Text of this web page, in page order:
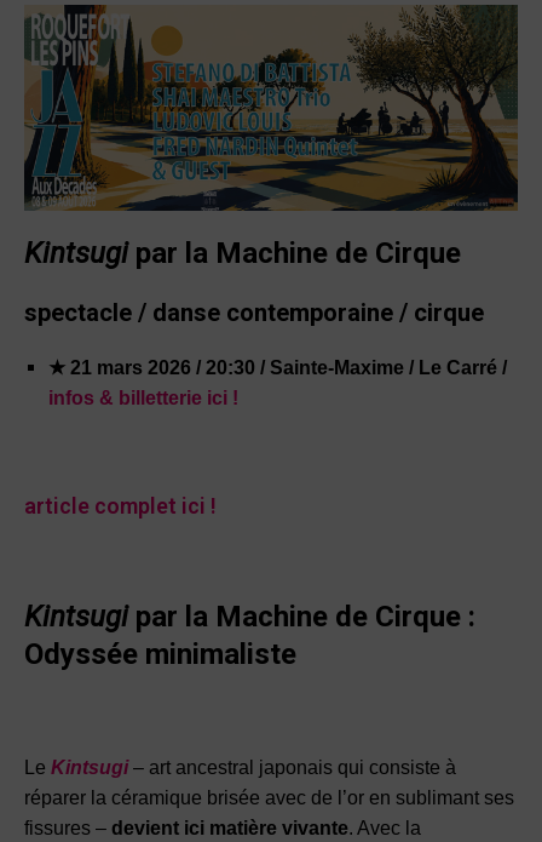
Kintsugi par la Machine de Cirque
spectacle / danse contemporaine / cirque
★ 21 mars 2026 / 20:30 / Sainte-Maxime / Le Carré /
infos & billetterie ici !
article complet ici !
Kintsugi par la Machine de Cirque :
Odyssée minimaliste
Le Kintsugi– art ancestral japonais qui consiste à
réparer la céramique brisée avec de l’or en sublimant ses
fissures – devient ici matière vivante. Avec la